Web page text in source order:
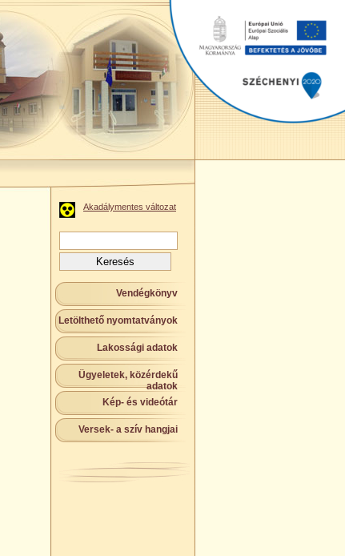
Akadálymentes változat
Vendégkönyv
Letölthető nyomtatványok
Lakossági adatok
Ügyeletek, közérdekű
adatok
Kép- és videótár
Versek- a szív hangjai